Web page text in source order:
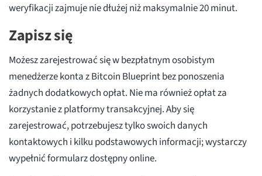
weryfikacji zajmuje nie dłużej niż maksymalnie 20 minut.
Zapisz się
Możesz zarejestrować się w bezpłatnym osobistym
menedżerze konta z Bitcoin Blueprint bez ponoszenia
żadnych dodatkowych opłat. Nie ma również opłat za
korzystanie z platformy transakcyjnej. Aby się
zarejestrować, potrzebujesz tylko swoich danych
kontaktowych i kilku podstawowych informacji; wystarczy
wypełnić formularz dostępny online.